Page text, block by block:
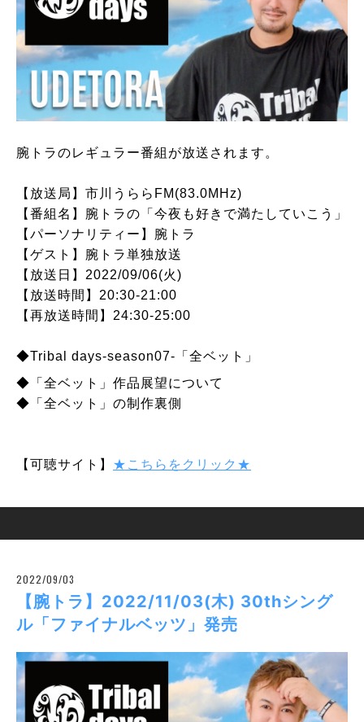
腕トラのレギュラー番組が放送されます。
【放送局】市川うららFM(83.0MHz)
【番組名】腕トラの「今夜も好きで満たしていこう」
【パーソナリティー】腕トラ
【ゲスト】腕トラ単独放送
【放送日】2022/09/06(火)
【放送時間】20:30-21:00
【再放送時間】24:30-25:00
◆Tribal days-season07-「全ベット」
◆「全ベット」作品展望について
◆「全ベット」の制作裏側
【可聴サイト】 ★こちらをクリック★
2022/09/03
【腕トラ】2022/11/03(木) 30thシング
ル「ファイナルベッツ」発売